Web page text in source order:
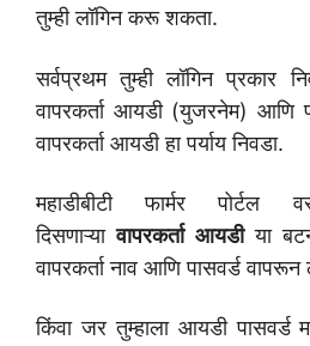
तुम्ही लॉगिन करू शकता.
सर्वप्रथम तुम्ही लॉगिन प्रकार
वापरकर्ता आयडी (युजरनेम) आणि
वापरकर्ता आयडी हा पर्याय निवडा.
महाडीबीटी फार्मर पोर्टल
दिसणाऱ्यावापरकर्ता आयडीया
वापरकर्ता नाव आणि पासवर्ड वापरून
किंवा जर तुम्हाला आयडी पासवर्ड